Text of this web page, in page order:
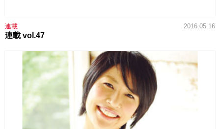
連載 2016.05.16
連載 vol.47